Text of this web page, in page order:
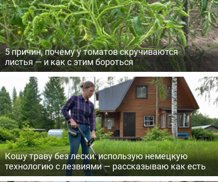
5 причин, почему у томатов скручиваются
листья — и как с этим бороться
Кошу траву без лески: использую немецкую
технологию с лезвиями — рассказываю как есть